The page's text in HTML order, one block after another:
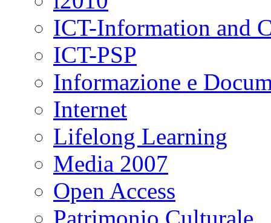
ICT-Information and
ICT-PSP
Informazione e
Internet
Lifelong Learning
Media 2007
Open Access
Patrimonio Culturale